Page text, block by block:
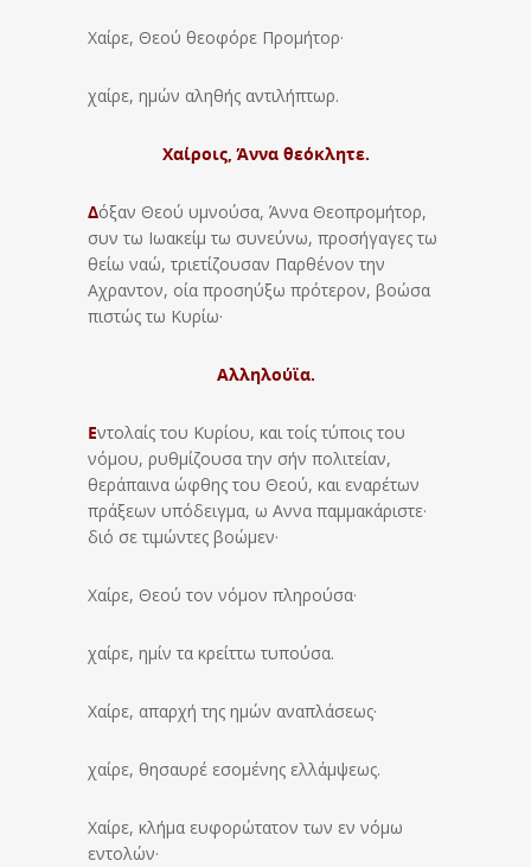
Χαίρε, Θεού θεοφόρε Προμήτορ·
χαίρε, ημών αληθής αντιλήπτωρ.
Χαίροις, Άννα θεόκλητε.
Δόξαν Θεού υμνούσα, Άννα Θεοπρομήτορ,
συν τω Ιωακείμ τω συνεύνω, προσήγαγες τω
θείω ναώ, τριετίζουσαν Παρθένον την
Αχραντον, οία προσηύξω πρότερον, βοώσα
πιστώς τω Κυρίω·
Αλληλούϊα.
Εντολαίς του Κυρίου, και τοίς τύποις του
νόμου, ρυθμίζουσα την σήν πολιτείαν,
θεράπαινα ώφθης του Θεού, και εναρέτων
πράξεων υπόδειγμα, ω Αννα παμμακάριστε·
διό σε τιμώντες βοώμεν·
Χαίρε, Θεού τον νόμον πληρούσα·
χαίρε, ημίν τα κρείττω τυπούσα.
Χαίρε, απαρχή της ημών αναπλάσεως·
χαίρε, θησαυρέ εσομένης ελλάμψεως.
Χαίρε, κλήμα ευφορώτατον των εν νόμω
εντολών·